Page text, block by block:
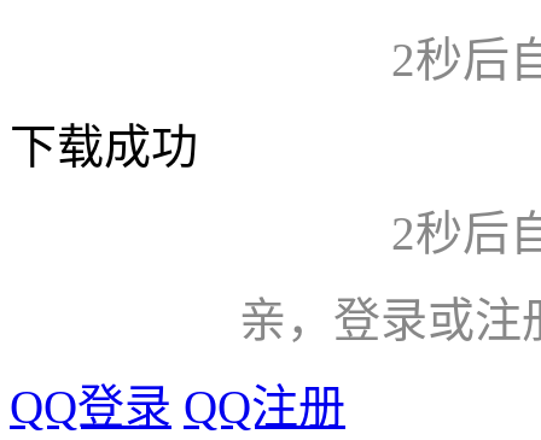
2秒后
下载成功
2秒后
亲，登录或注
QQ登录 QQ注册